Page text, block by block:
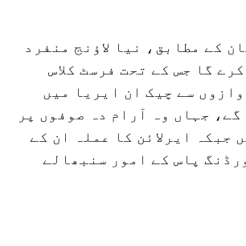
کے مطابق، نیا لاؤنج منفرد
گا جس کے تحت فرسٹ کلاس
سے چیک ان ایریا میں
جہاں وہ آرام دہ صوفوں پر
جبکہ ایرلائن کا عملہ ان کے
پاس کے امور سنبھالے